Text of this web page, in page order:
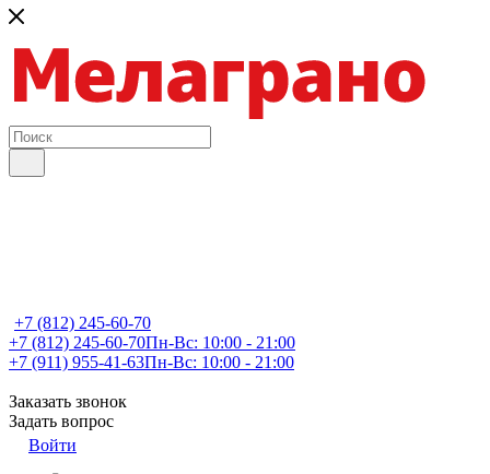
+7 (812) 245-60-70
+7 (812) 245-60-70Пн-Вс: 10:00 - 21:00
+7 (911) 955-41-63Пн-Вс: 10:00 - 21:00
Заказать звонок
Задать вопрос
Войти